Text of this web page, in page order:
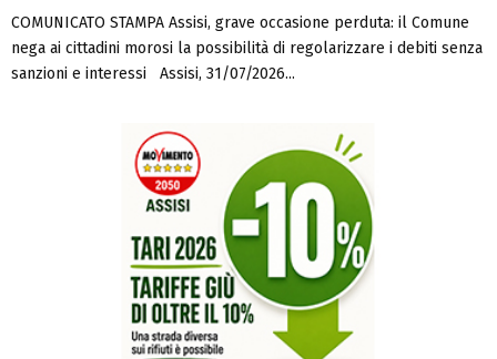
COMUNICATO STAMPA Assisi, grave occasione perduta: il Comune
nega ai cittadini morosi la possibilità di regolarizzare i debiti senza
sanzioni e interessi Assisi, 31/07/2026...